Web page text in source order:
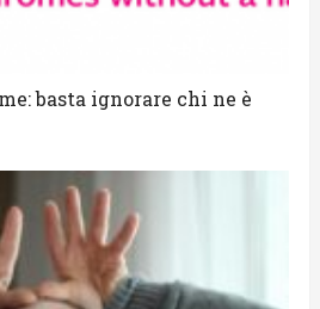
basta ignorare chi ne è